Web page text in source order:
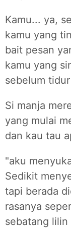
Kamu... ya,
kamu yang
bait pesan
kamu yang
sebelum tidur
Si manja
yang mulai
dan kau tau
"aku
Sedikit
tapi berada
rasanya
sebatang